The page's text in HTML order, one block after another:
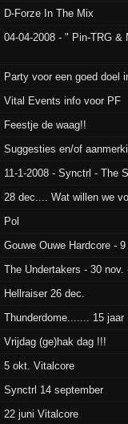
D-Forze In The Mix
04-04-2008 - " Pin-TRG
Party voor een goed doel
Vital Events info voor PF
Feestje de waag!!
Suggesties en/of
11-1-2008 - Synctrl - The
28 dec.... Wat willen we
Pol
Gouwe Ouwe Hardcore -
The Undertakers - 30
Hellraiser 26 dec.
Thunderdome....... 15 jaar
Vrijdag (ge)hak dag !!!
5 okt. Vitalcore
Synctrl 14 september
22 juni Vitalcore